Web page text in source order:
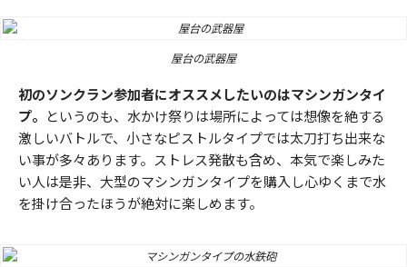
屋台の武器屋
初のソンクラン参加者にオススメしたいのはマシンガンタイ
プ。 というのも、水かけ祭りは場所によっては想像を絶する
激しいバトルで、小さなピストルタイプでは太刀打ち出来な
い事が多々あります。ストレス発散も含め、本気で楽しみた
い人は是非、大型のマシンガンタイプを購入し心ゆくまで水
を掛け合ったほうが絶対に楽しめます。